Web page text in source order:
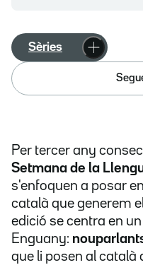
Sèries
Per tercer any
Setmana de la
s'enfoquen a posar
català que generem
edició se centra en
Enguany:
que li posen al català